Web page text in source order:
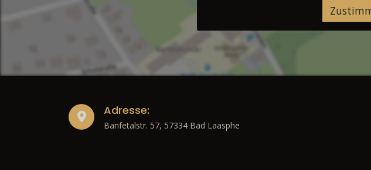
Adresse:
Banfetalstr. 57, 57334 Bad Laasphe